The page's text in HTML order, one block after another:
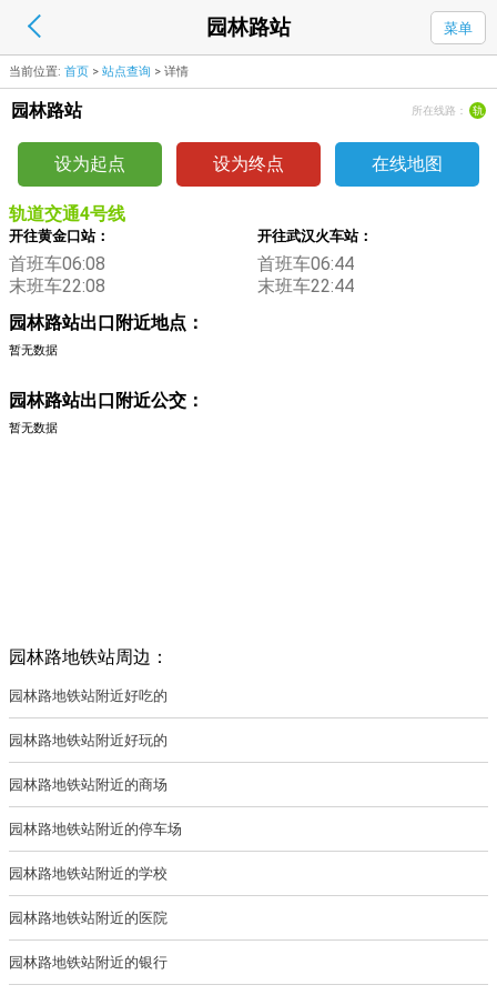
园林路站 菜单
当前位置: 首页 > 站点查询 > 详情
园林路站 所在线路： 轨
设为起点 设为终点 在线地图
轨道交通4号线
开往黄金口站：
首班车06:08
末班车22:08
开往武汉火车站：
首班车06:44
末班车22:44
园林路站出口附近地点：
暂无数据
园林路站出口附近公交：
暂无数据
园林路地铁站周边：
园林路地铁站附近好吃的
园林路地铁站附近好玩的
园林路地铁站附近的商场
园林路地铁站附近的停车场
园林路地铁站附近的学校
园林路地铁站附近的医院
园林路地铁站附近的银行